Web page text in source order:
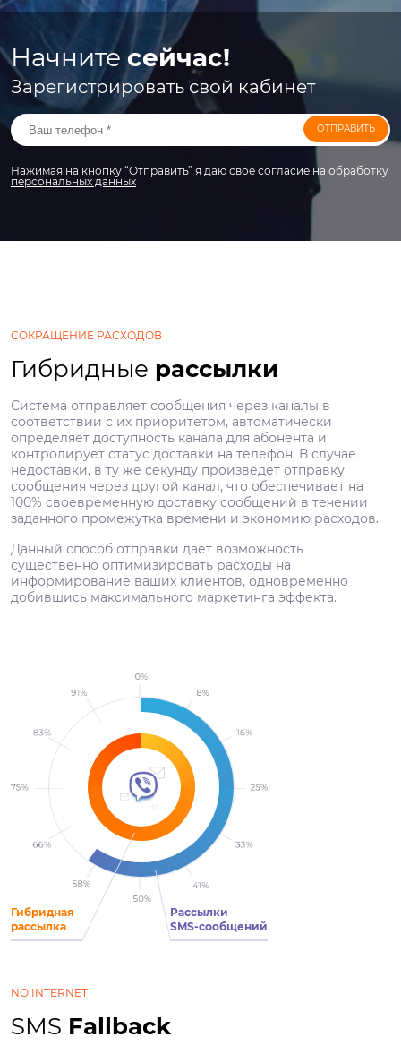
Начните сейчас!
Зарегистрировать свой кабинет
ОТПРАВИТЬ
Нажимая на кнопку “Отправить” я даю свое согласие на обработку
персональных данных
Гибридная
рассылка
Рассылки
SMS-сообщений
СОКРАЩЕНИЕ РАСХОДОВ
Гибридные рассылки
Система отправляет сообщения через каналы в
соответствии с их приоритетом, автоматически
определяет доступность канала для абонента и
контролирует статус доставки на телефон. В случае
недоставки, в ту же секунду произведет отправку
сообщения через другой канал, что обеспечивает на
100% своевременную доставку сообщений в течении
заданного промежутка времени и экономию расходов.
Данный способ отправки дает возможность
существенно оптимизировать расходы на
информирование ваших клиентов, одновременно
добившись максимального маркетинга эффекта.
NO INTERNET
SMS Fallback